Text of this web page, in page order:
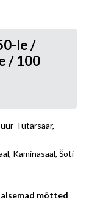
le /
/ 100
Tütarsaar,
Kaminasaal, Šoti
mõtted